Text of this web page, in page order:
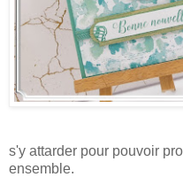
s'y attarder pour pouvoir
ensemble.